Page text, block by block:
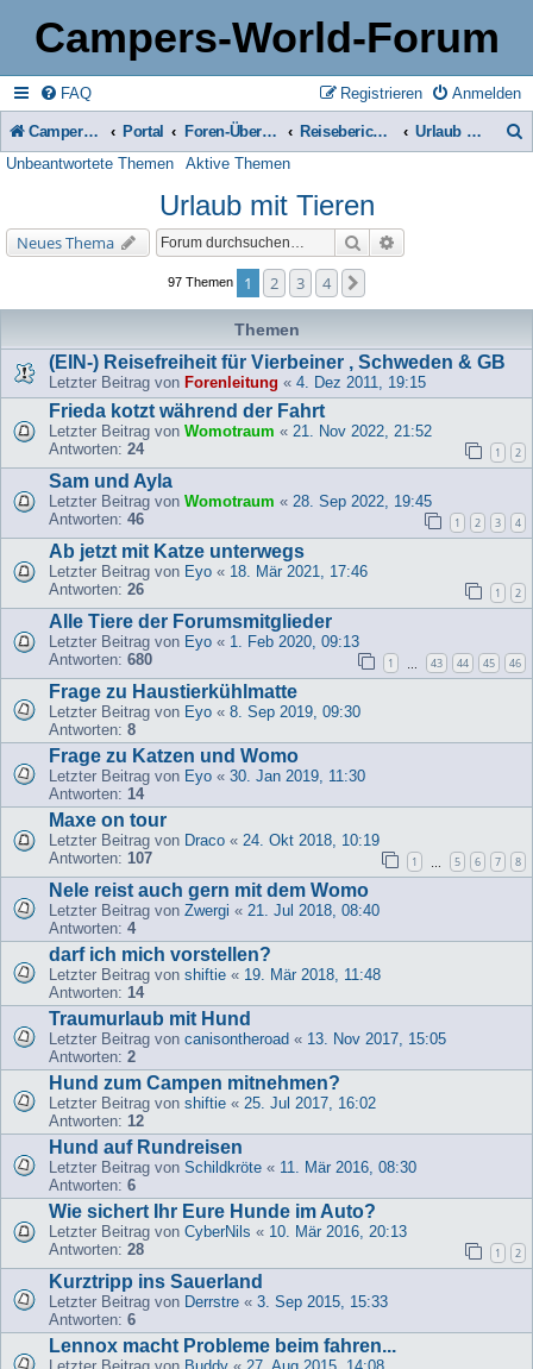
Campers-World-Forum
FAQ Anmelden
Registrieren
Campers-World-Forum Portal Foren-Übersicht Reiseberichte & Reisetipps, Stell- & Campingplätze Urlaub mit Tieren
Unbeantwortete Themen Aktive Themen
Urlaub mit Tieren
Neues Thema Suche
97 Themen 1 2 3 4
Themen
(EIN-) Reisefreiheit für Vierbeiner , Schweden & GB
Letzter Beitrag von Forenleitung « 4. Dez 2011, 19:15
Frieda kotzt während der Fahrt
Letzter Beitrag von Womotraum « 21. Nov 2022, 21:52
Antworten: 24 1 2
Sam und Ayla
Letzter Beitrag von Womotraum « 28. Sep 2022, 19:45
Antworten: 46 1 2 3 4
Ab jetzt mit Katze unterwegs
Letzter Beitrag von Eyo « 18. Mär 2021, 17:46
Antworten: 26 1 2
Alle Tiere der Forumsmitglieder
Letzter Beitrag von Eyo « 1. Feb 2020, 09:13
Antworten: 680 1 43 44 45 46
Frage zu Haustierkühlmatte
Letzter Beitrag von Eyo « 8. Sep 2019, 09:30
Antworten: 8
Frage zu Katzen und Womo
Letzter Beitrag von Eyo « 30. Jan 2019, 11:30
Antworten: 14
Maxe on tour
Letzter Beitrag von Draco « 24. Okt 2018, 10:19
Antworten: 107 1 5 6 7 8
Nele reist auch gern mit dem Womo
Letzter Beitrag von Zwergi « 21. Jul 2018, 08:40
Antworten: 4
darf ich mich vorstellen?
Letzter Beitrag von shiftie « 19. Mär 2018, 11:48
Antworten: 14
Traumurlaub mit Hund
Letzter Beitrag von canisontheroad « 13. Nov 2017, 15:05
Antworten: 2
Hund zum Campen mitnehmen?
Letzter Beitrag von shiftie « 25. Jul 2017, 16:02
Antworten: 12
Hund auf Rundreisen
Letzter Beitrag von Schildkröte « 11. Mär 2016, 08:30
Antworten: 6
Wie sichert Ihr Eure Hunde im Auto?
Letzter Beitrag von CyberNils « 10. Mär 2016, 20:13
Antworten: 28 1 2
Kurztripp ins Sauerland
Letzter Beitrag von Derrstre « 3. Sep 2015, 15:33
Antworten: 6
Lennox macht Probleme beim fahren...